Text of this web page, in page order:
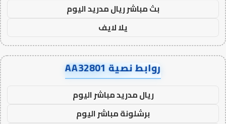
بث مباشر ريال مدريد اليوم
يلا لايف
روابط نصية AA32801
ريال مدريد مباشر اليوم
برشلونة مباشر اليوم